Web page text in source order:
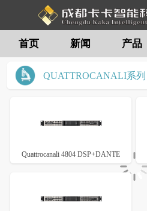
首页 新闻 产品
留言 QUATTROCANALI系列
Quattrocanali 4804 DSP+DANTE